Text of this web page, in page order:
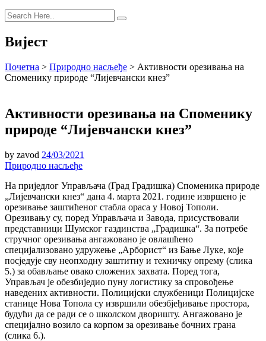
Вијест
Почетна > Природно насљеђе > Активности орезивања на
Споменику природе “Лијевчански кнез”
Активности орезивања на Споменику
природе “Лијевчански кнез”
by zavod 24/03/2021
Природно насљеђе
На приједлог Управљача (Град Градишка) Споменика природе
„Лијевчански кнез“ дана 4. марта 2021. године извршено је
орезивање заштићеног стабла ораса у Новој Тополи.
Орезивању су, поред Управљача и Завода, присуствовали
представници Шумског газдинства „Градишка“. За потребе
стручног орезивања ангажовано је овлашћено
специјализовано удружење „Арборист“ из Бање Луке, које
посједује сву неопходну заштитну и техничку опрему (слика
5.) за обављање овако сложених захвата. Поред тога,
Управљач је обезбиједио пуну логистику за спровођење
наведених активности. Полицијски службеници Полицијске
станице Нова Топола су извршили обезбјеђивање простора,
будући да се ради се о школском дворишту. Ангажовано је
специјално возило са корпом за орезивање бочних грана
(слика 6.).